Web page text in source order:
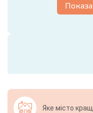
Яке місто